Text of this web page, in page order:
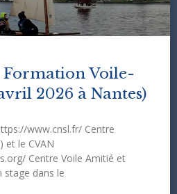
Formation Voile-
2026 à Nantes)
www.cnsl.fr/ Centre
et le CVAN
Centre Voile Amitié et
stage dans le